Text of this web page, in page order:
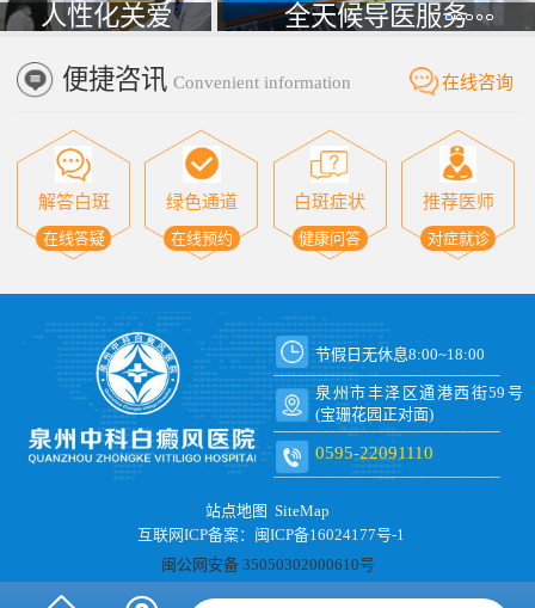
人性化关爱 全天候导医服务
便捷咨讯 Convenient information 在线咨询
解答白斑
在线答疑
绿色通道
在线预约
白斑症状
健康问答
推荐医师
对症就诊
节假日无休息8:00~18:00
泉州市丰泽区通港西街59号
(宝珊花园正对面)
0595-22091110
站点地图 SiteMap
互联网ICP备案：闽ICP备16024177号-1
闽公网安备 35050302000610号